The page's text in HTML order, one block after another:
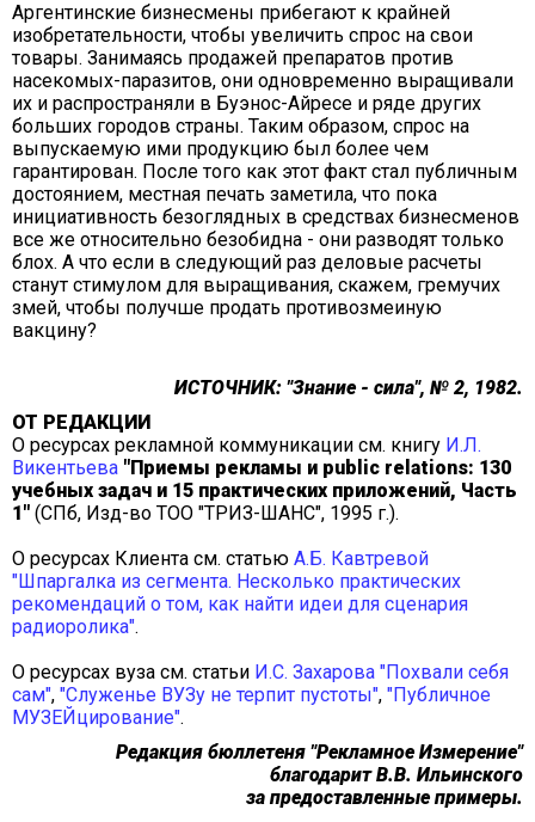
Аргентинские бизнесмены прибегают к крайней
изобретательности, чтобы увеличить спрос на свои
товары. Занимаясь продажей препаратов против
насекомых-паразитов, они одновременно выращивали
их и распространяли в Буэнос-Айресе и ряде других
больших городов страны. Таким образом, спрос на
выпускаемую ими продукцию был более чем
гарантирован. После того как этот факт стал публичным
достоянием, местная печать заметила, что пока
инициативность безоглядных в средствах бизнесменов
все же относительно безобидна - они разводят только
блох. А что если в следующий раз деловые расчеты
станут стимулом для выращивания, скажем, гремучих
змей, чтобы получше продать противозмеиную
вакцину?
ИСТОЧНИК: "Знание - сила", № 2, 1982.
ОТ РЕДАКЦИИ
О ресурсах рекламной коммуникации см. книгу И.Л.
Викентьева "Приемы рекламы и public relations: 130
учебных задач и 15 практических приложений, Часть
1" (СПб, Изд-во ТОО "ТРИЗ-ШАНС", 1995 г.).
О ресурсах Клиента см. статью А.Б. Кавтревой
"Шпаргалка из сегмента. Несколько практических
рекомендаций о том, как найти идеи для сценария
радиоролика".
О ресурсах вуза см. статьи И.С. Захарова "Похвали себя
сам", "Служенье ВУЗу не терпит пустоты", "Публичное
МУЗЕЙцирование".
Редакция бюллетеня "Рекламное Измерение"
благодаритВ.В. Ильинского
за предоставленные примеры.